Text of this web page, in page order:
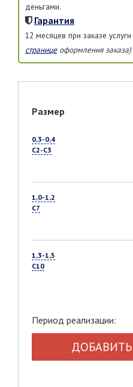
деньгами.
Гарантия
12 месяцев при заказе
страницеоформления заказа)
Размер
0,3-0,4
С2-С3
1,0-1,2
С7
1,3-1,5
С10
Период реализации: